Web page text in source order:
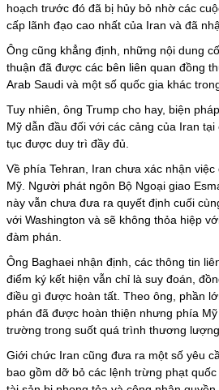
hoạch trước đó đã bị hủy bỏ nhờ các
cấp lãnh đạo cao nhất của Iran và đã
Ông cũng khẳng định, những nội dung
thuận đã được các bên liên quan đồng
Arab Saudi và một số quốc gia khác
Tuy nhiên, ông Trump cho hay, biện
Mỹ dẫn đầu đối với các cảng của Iran
tục được duy trì đầy đủ.
Về phía Tehran, Iran chưa xác nhận
Mỹ. Người phát ngôn Bộ Ngoại giao
này vẫn chưa đưa ra quyết định cuối
với Washington và sẽ không thỏa hiệp
đàm phán.
Ông Baghaei nhận định, các thông tin
điểm ký kết hiện vẫn chỉ là suy đoán,
điều gì được hoàn tất. Theo ông, phần
phán đã được hoàn thiện nhưng phía
trường trong suốt quá trình thương lượng.
Giới chức Iran cũng đưa ra một số yêu
bao gồm dỡ bỏ các lệnh trừng phạt